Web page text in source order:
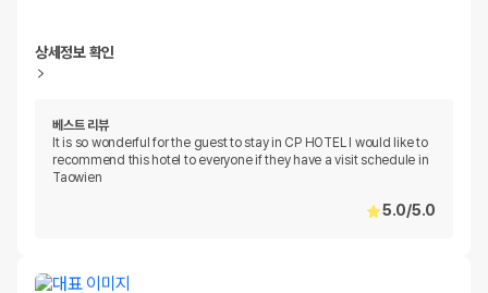
상세정보 확인
베스트 리뷰
It is so wonderful for the guest to stay in CP HOTEL I would like to
recommend this hotel to everyone if they have a visit schedule in
Taowien
5.0/5.0